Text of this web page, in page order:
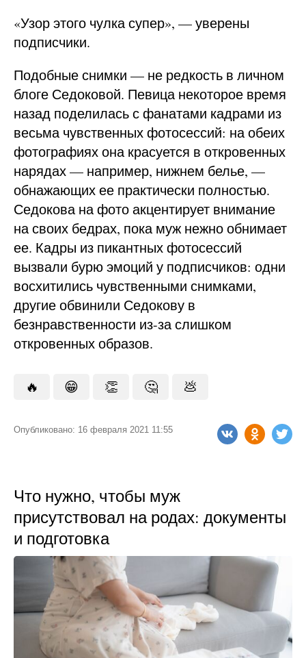
«Узор этого чулка супер», — уверены
подписчики.
Подобные снимки — не редкость в личном
блоге Седоковой. Певица некоторое время
назад поделилась с фанатами кадрами из
весьма чувственных фотосессий: на обеих
фотографиях она красуется в откровенных
нарядах — например, нижнем белье, —
обнажающих ее практически полностью.
Седокова на фото акцентирует внимание
на своих бедрах, пока муж нежно обнимает
ее. Кадры из пикантных фотосессий
вызвали бурю эмоций у подписчиков: одни
восхитились чувственными снимками,
другие обвинили Седокову в
безнравственности из-за слишком
откровенных образов.
🔥 😁 👏 🤔 💩
Опубликовано: 16 февраля 2021 11:55
Что нужно, чтобы муж
присутствовал на родах: документы
и подготовка